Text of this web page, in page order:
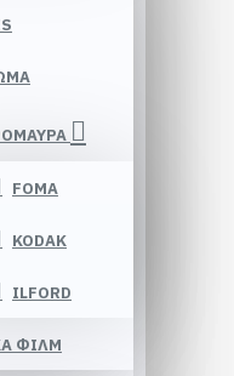
FOMA
KODAK
ILFORD
ΦΙΛΜ